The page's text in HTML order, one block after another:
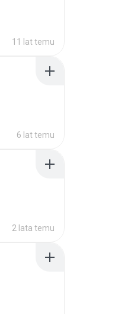
11 lat temu
6 lat temu
2 lata temu